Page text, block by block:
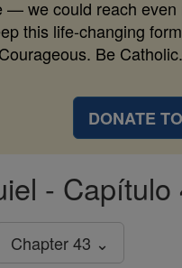
— we could reach even
this life-changing
Be
DONATE
- Capítulo
Chapter 43 ⌄